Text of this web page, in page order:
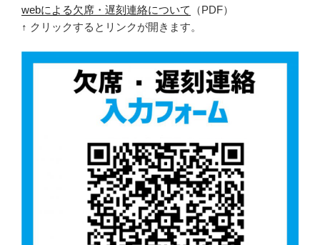
webによる欠席・遅刻連絡について
（PDF）
↑ クリックするとリンクが開きます。